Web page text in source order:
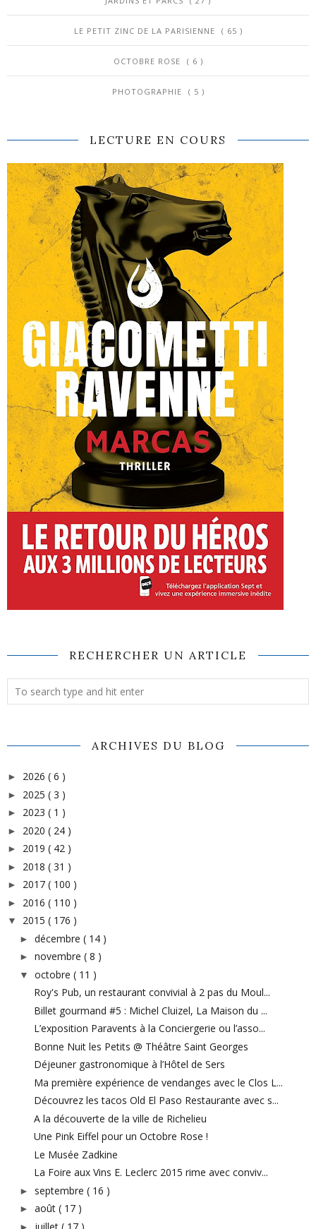
LE PETIT ZINC DE LA PARISIENNE ( 65 )
OCTOBRE ROSE ( 6 )
PHOTOGRAPHIE ( 5 )
LECTURE EN COURS
RECHERCHER UN ARTICLE
ARCHIVES DU BLOG
► 2026 ( 6 )
► 2025 ( 3 )
► 2023 ( 1 )
► 2020 ( 24 )
► 2019 ( 42 )
► 2018 ( 31 )
► 2017 ( 100 )
► 2016 ( 110 )
▼ 2015 ( 176 )
► décembre ( 14 )
► novembre ( 8 )
▼ octobre ( 11 )
Roy's Pub, un restaurant convivial à 2 pas du Moul...
Billet gourmand #5 : Michel Cluizel, La Maison du ...
L’exposition Paravents à la Conciergerie ou l’asso...
Bonne Nuit les Petits @ Théâtre Saint Georges
Déjeuner gastronomique à l’Hôtel de Sers
Ma première expérience de vendanges avec le Clos L...
Découvrez les tacos Old El Paso Restaurante avec s...
A la découverte de la ville de Richelieu
Une Pink Eiffel pour un Octobre Rose !
Le Musée Zadkine
La Foire aux Vins E. Leclerc 2015 rime avec conviv...
► septembre ( 16 )
► août ( 17 )